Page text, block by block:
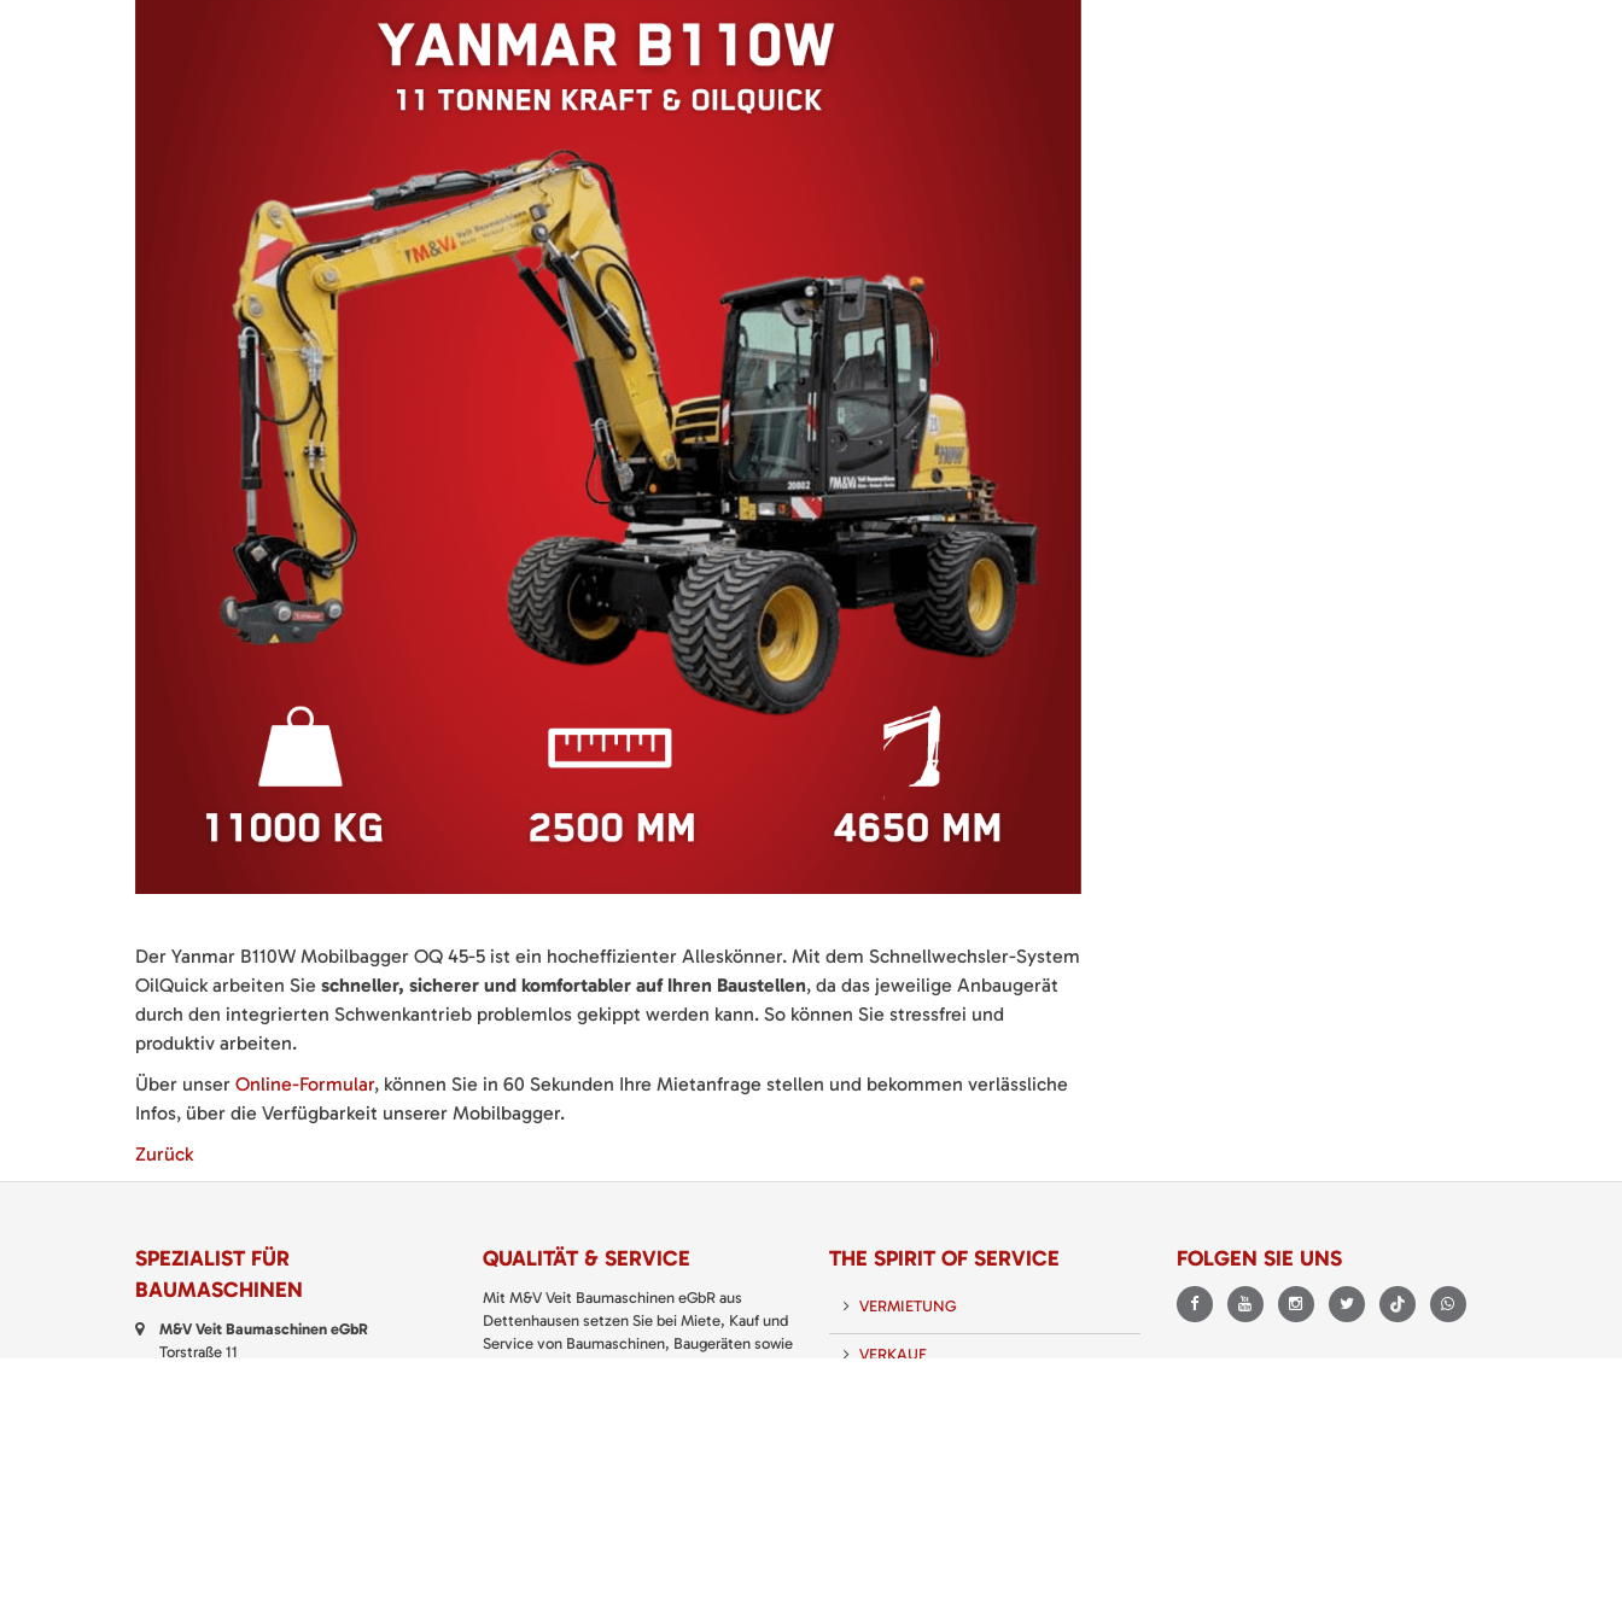
Der Yanmar B110W Mobilbagger OQ 45-5 ist ein hocheffizienter Alleskönner. Mit dem Schnellwechsler-System
OilQuick arbeiten Sie schneller, sicherer und komfortabler auf Ihren Baustellen, da das jeweilige Anbaugerät
durch den integrierten Schwenkantrieb problemlos gekippt werden kann. So können Sie stressfrei und
produktiv arbeiten.
Über unser Online-Formular, können Sie in 60 Sekunden Ihre Mietanfrage stellen und bekommen verlässliche
Infos, über die Verfügbarkeit unserer Mobilbagger.
Zurück
SPEZIALIST FÜR
BAUMASCHINEN
M&V Veit Baumaschinen eGbR
Torstraße 11
QUALITÄT & SERVICE
Mit M&V Veit Baumaschinen eGbR aus
Dettenhausen setzen Sie bei Miete, Kauf und
Service von Baumaschinen, Baugeräten sowie
THE SPIRIT OF SERVICE
VERMIETUNG
VERKAUF
FOLGEN SIE UNS